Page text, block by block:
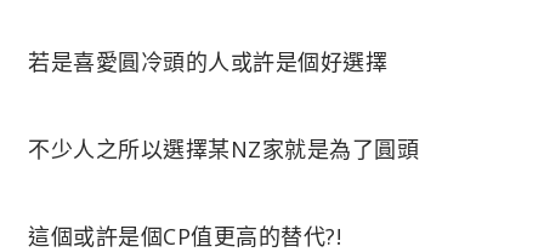
若是喜愛圓冷頭的人或許是個好選擇
不少人之所以選擇某NZ家就是為了圓頭
這個或許是個CP值更高的替代?!